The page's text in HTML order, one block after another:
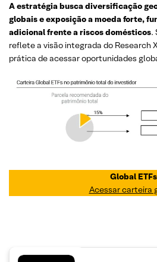
A estratégia busca diversificação
globais e exposição a moeda forte,
adicional frente a riscos domésticos.
reflete a visão integrada do Research
prática de acessar oportunidades
Global ETFs
Acessar carteira